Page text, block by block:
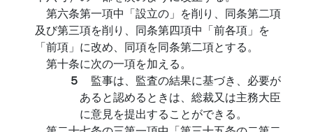
第六条第一項中「設立の」を削り、同条第二項
及び第三項を削り、同条第四項中「前各項」を
「前項」に改め、同項を同条第二項とする。
第十条に次の一項を加える。
５ 監事は、監査の結果に基づき、必要が
あると認めるときは、総裁又は主務大臣
に意見を提出することができる。